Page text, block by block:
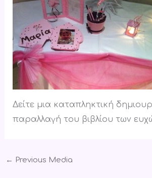
Δείτε μια καταπληκτική
παραλλαγή του βιβλίου των
← Previous Media